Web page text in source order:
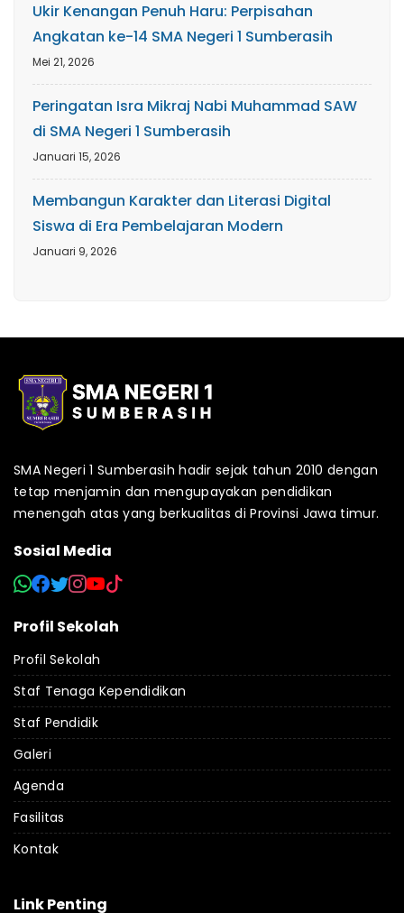
Ukir Kenangan Penuh Haru: Perpisahan
Angkatan ke-14 SMA Negeri 1 Sumberasih
Mei 21, 2026
Peringatan Isra Mikraj Nabi Muhammad SAW
di SMA Negeri 1 Sumberasih
Januari 15, 2026
Membangun Karakter dan Literasi Digital
Siswa di Era Pembelajaran Modern
Januari 9, 2026
SMA Negeri 1 Sumberasih hadir sejak tahun 2010 dengan
tetap menjamin dan mengupayakan pendidikan
menengah atas yang berkualitas di Provinsi Jawa timur.
Sosial Media
Profil Sekolah
Profil Sekolah
Staf Tenaga Kependidikan
Staf Pendidik
Galeri
Agenda
Fasilitas
Kontak
Link Penting